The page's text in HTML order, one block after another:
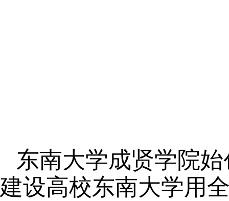
东南大学成贤学院始
建设高校东南大学用